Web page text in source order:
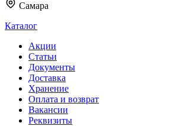
Самара
Каталог
Акции
Статьи
Документы
Доставка
Хранение
Оплата и возврат
Вакансии
Реквизиты